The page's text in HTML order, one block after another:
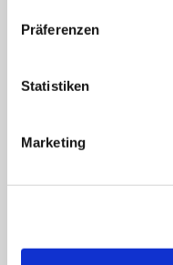
Präferenzen
Statistiken
Marketing